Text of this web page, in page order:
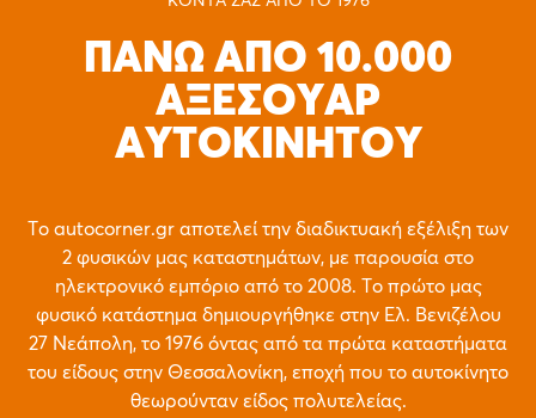
ΠΑΝΩ ΑΠΟ 10.000
ΑΞΕΣΟΥΑΡ
ΑΥΤΟΚΙΝΗΤΟΥ
Το autocorner.gr αποτελεί την διαδικτυακή εξέλιξη των
2 φυσικών μας καταστημάτων, με παρουσία στο
ηλεκτρονικό εμπόριο από το 2008. Το πρώτο μας
φυσικό κατάστημα δημιουργήθηκε στην Ελ. Βενιζέλου
27 Νεάπολη, το 1976 όντας από τα πρώτα καταστήματα
του είδους στην Θεσσαλονίκη, εποχή που το αυτοκίνητο
θεωρούνταν είδος πολυτελείας.